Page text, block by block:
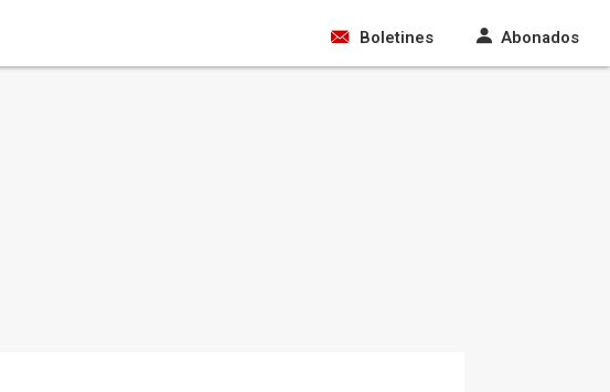
Boletines Abonados